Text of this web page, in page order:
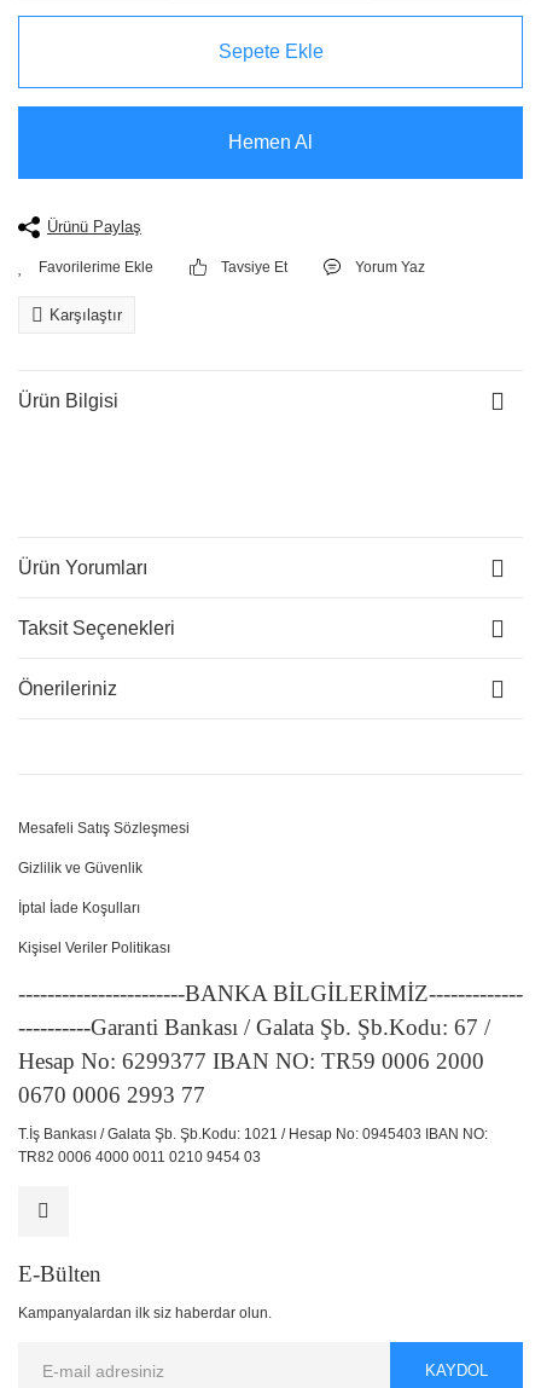
Sepete Ekle
Hemen Al
Ürünü Paylaş
Tavsiye Et Yorum Yaz
Karşılaştır
Ürün Bilgisi
Ürün Yorumları
Taksit Seçenekleri
Önerileriniz
Mesafeli Satış Sözleşmesi
Gizlilik ve Güvenlik
İptal İade Koşulları
Kişisel Veriler Politikası
-----------------------BANKA BİLGİLERİMİZ-------------
----------Garanti Bankası / Galata Şb. Şb.Kodu: 67 /
Hesap No: 6299377 IBAN NO: TR59 0006 2000
0670 0006 2993 77
T.İş Bankası / Galata Şb. Şb.Kodu: 1021 / Hesap No: 0945403 IBAN NO:
TR82 0006 4000 0011 0210 9454 03
E-Bülten
Kampanyalardan ilk siz haberdar olun.
KAYDOL